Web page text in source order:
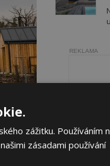
REKLAMA
zážitku. Používáním
zásadami používání